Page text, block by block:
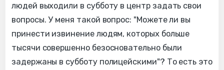
людей выходили в субботу в центр задать свои
вопросы. У меня такой вопрос: "Можете ли вы
принести извинение людям, которых больше
тысячи совершенно безосновательно были
задержаны в субботу полицейскими"? То есть это